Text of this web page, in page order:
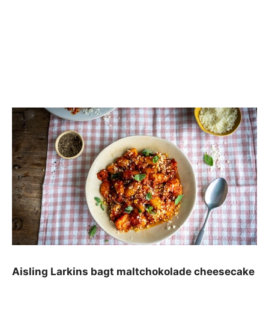
Aisling Larkins bagt maltchokolade cheesecake